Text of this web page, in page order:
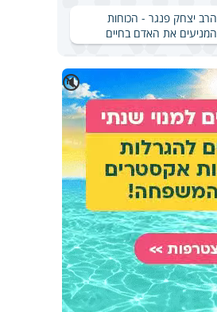
הרב יצחק פנגר - הכוחות
המניעים את האדם בחיים
🔇